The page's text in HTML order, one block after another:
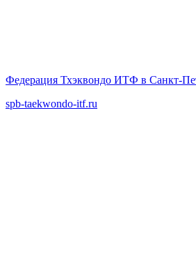
Федерация Тхэквондо ИТФ в Санкт-
spb-taekwondo-itf.ru